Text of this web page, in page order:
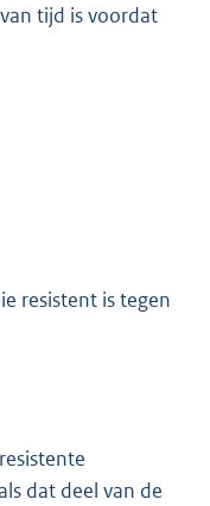
tijd is voordat
resistent is tegen
dat deel van de